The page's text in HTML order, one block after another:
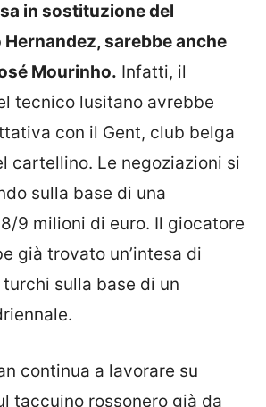
in sostituzione del
sarebbe anche
Mourinho. Infatti, il
tecnico lusitano avrebbe
con il Gent, club belga
cartellino. Le negoziazioni si
sulla base di una
9 milioni di euro. Il giocatore
già trovato un’intesa di
sulla base di un
continua a lavorare su
taccuino rossonero già da